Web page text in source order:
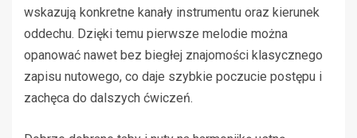
wskazują konkretne kanały instrumentu oraz kierunek
oddechu. Dzięki temu pierwsze melodie można
opanować nawet bez biegłej znajomości klasycznego
zapisu nutowego, co daje szybkie poczucie postępu i
zachęca do dalszych ćwiczeń.